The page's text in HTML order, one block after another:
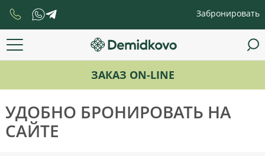
Забронировать
ЗАКАЗ ON-LINE
УДОБНО БРОНИРОВАТЬ НА
САЙТЕ